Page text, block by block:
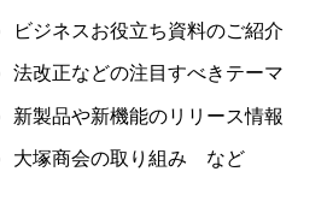
ビジネスお役立ち資料のご紹介
法改正などの注目すべきテーマ
新製品や新機能のリリース情報
大塚商会の取り組み など